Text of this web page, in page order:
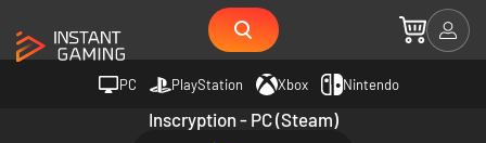
PC PlayStation Xbox Nintendo
Inscryption - PC (Steam)